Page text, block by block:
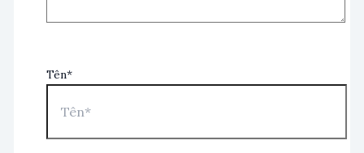
Tên*